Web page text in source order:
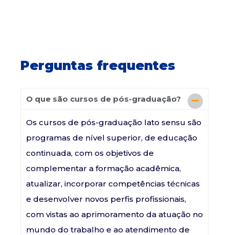
Perguntas frequentes
O que são cursos de pós-graduação?
Os cursos de pós-graduação lato sensu são
programas de nível superior, de educação
continuada, com os objetivos de
complementar a formação acadêmica,
atualizar, incorporar competências técnicas
e desenvolver novos perfis profissionais,
com vistas ao aprimoramento da atuação no
mundo do trabalho e ao atendimento de